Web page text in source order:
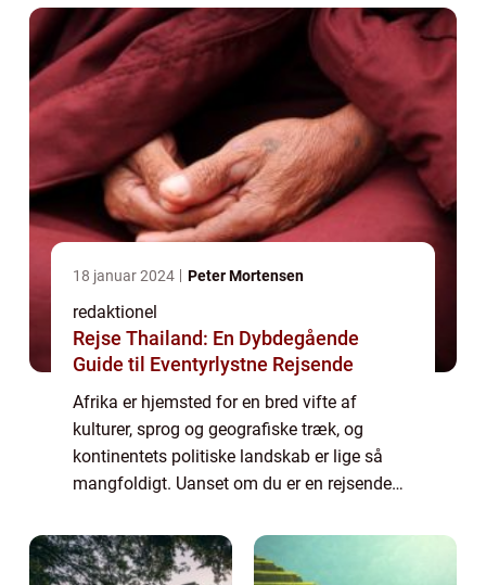
18 januar 2024 Peter Mortensen
redaktionel
Rejse Thailand: En Dybdegående
Guide til Eventyrlystne Rejsende
Afrika er hjemsted for en bred vifte af
kulturer, sprog og geografiske træk, og
kontinentets politiske landskab er lige så
mangfoldigt. Uanset om du er en rejsende
hvor mange lande der er i Afrika, vær...